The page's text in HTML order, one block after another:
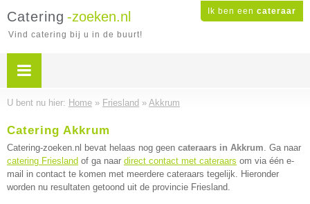
Ik ben een cateraar
Catering -zoeken.nl
Vind catering bij u in de buurt!
U bent nu hier: Home » Friesland » Akkrum
Catering Akkrum
Catering-zoeken.nl bevat helaas nog geen cateraars in Akkrum. Ga naar
catering Friesland of ga naar direct contact met cateraars om via één e-
mail in contact te komen met meerdere cateraars tegelijk. Hieronder
worden nu resultaten getoond uit de provincie Friesland.